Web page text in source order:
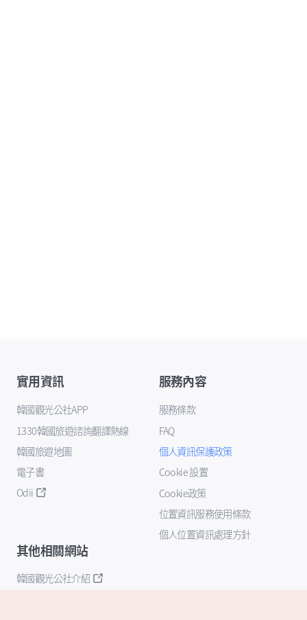
實用資訊
韓國觀光公社APP
1330韓國旅遊諮詢翻譯熱線
韓國旅遊地圖
電子書
Odii
服務內容
服務條款
FAQ
個人資訊保護政策
Cookie 設置
Cookie政策
位置資訊服務使用條款
個人位置資訊處理方針
其他相關網站
韓國觀光公社介紹